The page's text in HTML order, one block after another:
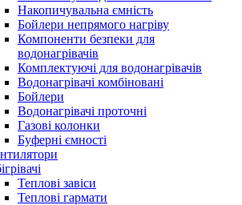
Накопичувальна ємність
Бойлери непрямого нагріву
Компоненти безпеки для
водонагрівачів
Комплектуючі для водонагрівачів
Водонагрівачі комбіновані
Бойлери
Водонагрівачі проточні
Газові колонки
Буферні ємності
Теплові завіси
Теплові гармати